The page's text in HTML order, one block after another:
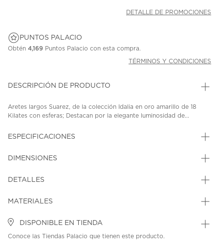
DETALLE DE PROMOCIONES
PUNTOS PALACIO
Obtén 4,169 Puntos Palacio con esta compra.
TÉRMINOS Y CONDICIONES
DESCRIPCIÓN DE PRODUCTO
Aretes largos Suarez, de la colección Idalia en oro amarillo de 18
Kilates con esferas; Destacan por la elegante luminosidad de...
ESPECIFICACIONES
DIMENSIONES
DETALLES
MATERIALES
DISPONIBLE EN TIENDA
Conoce las Tiendas Palacio que tienen este producto.